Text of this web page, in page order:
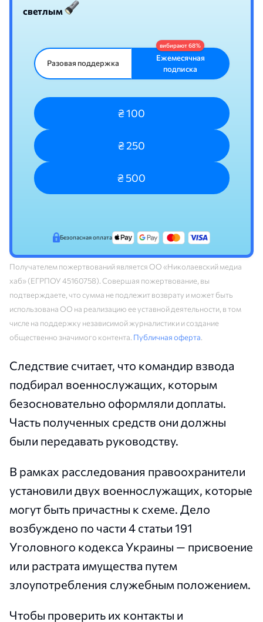
светлым
Разовая поддержка
Ежемесячная
подписка
₴ 100
₴ 250
₴ 500
Безопасная оплата
Получателем пожертвований является ОО «Николаевский медиа
хаб» (ЕГРПОУ 45160758). Совершая пожертвование, вы
подтверждаете, что сумма не подлежит возврату и может быть
использована ОО на реализацию ее уставной деятельности, в том
числе на поддержку независимой журналистики и создание
общественно значимого контента. Публичная оферта.
Следствие считает, что командир взвода
подбирал военнослужащих, которым
безосновательно оформляли доплаты.
Часть полученных средств они должны
были передавать руководству.
В рамках расследования правоохранители
установили двух военнослужащих, которые
могут быть причастны к схеме. Дело
возбуждено по части 4 статьи 191
Уголовного кодекса Украины — присвоение
или растрата имущества путем
злоупотребления служебным положением.
Чтобы проверить их контакты и